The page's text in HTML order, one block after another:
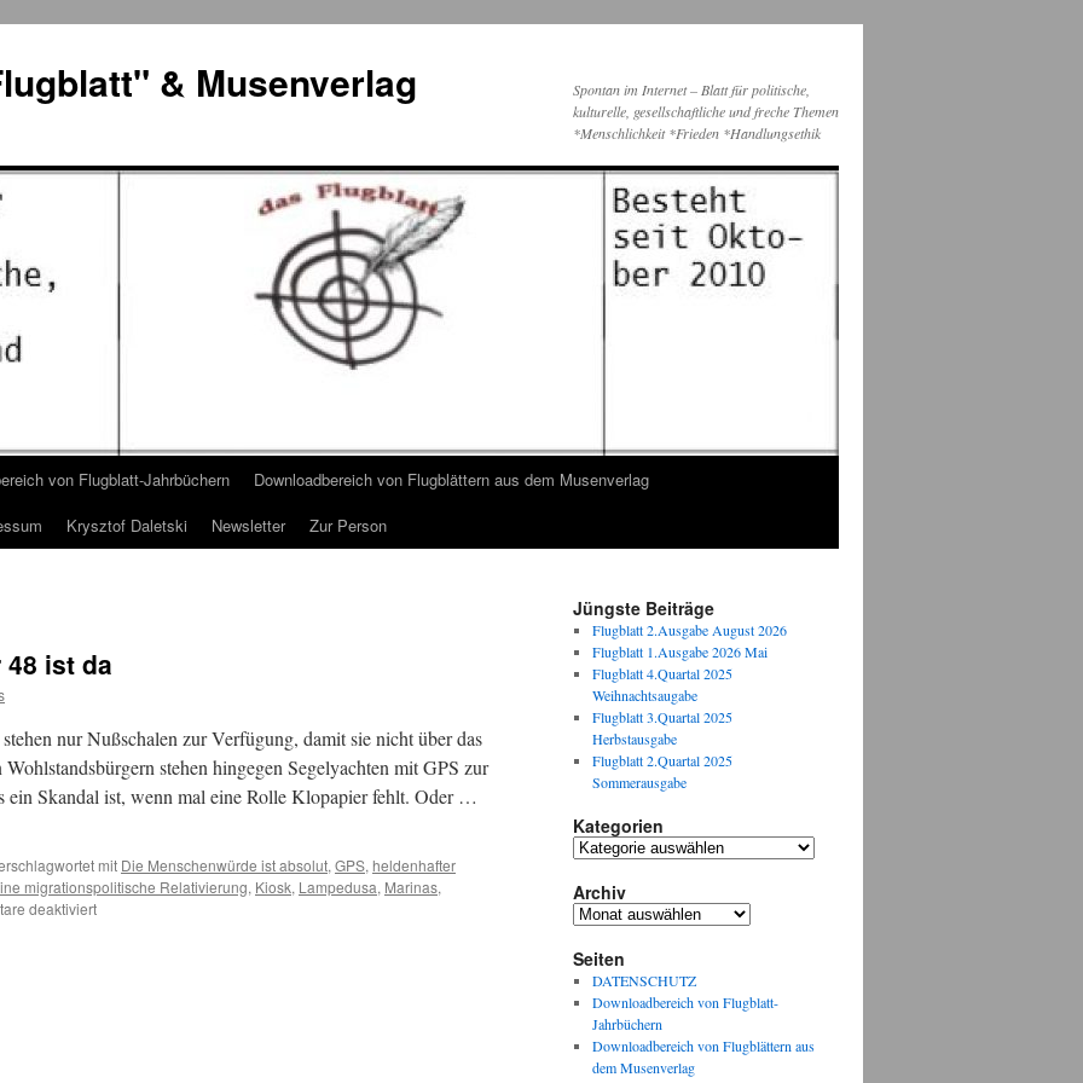
& Musenverlag
Spontan im Internet – Blatt für politische,
kulturelle, gesellschaftliche und freche Themen
*Menschlichkeit *Frieden *Handlungsethik
von Flugblatt-Jahrbüchern
Downloadbereich von Flugblättern aus dem Musenverlag
Krysztof Daletski Newsletter Zur Person
ist da
nur Nußschalen zur Verfügung, damit sie nicht über das
stehen hingegen Segelyachten mit GPS zur
ein Skandal ist, wenn mal eine Rolle Klopapier fehlt. Oder …
mit Die Menschenwürde ist absolut, GPS, heldenhafter
migrationspolitische Relativierung, Kiosk, Lampedusa, Marinas,
deaktiviertfür
Jüngste Beiträge
Flugblatt 2.Ausgabe August 2026
Flugblatt 1.Ausgabe 2026 Mai
Flugblatt 4.Quartal 2025
Weihnachtsaugabe
Flugblatt 3.Quartal 2025
Herbstausgabe
Flugblatt 2.Quartal 2025
Sommerausgabe
Kategorien
Kategorien
Archiv
Archiv
Seiten
DATENSCHUTZ
Downloadbereich von Flugblatt-
Jahrbüchern
Downloadbereich von Flugblättern aus
dem Musenverlag